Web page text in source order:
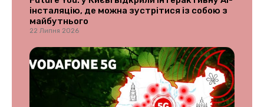
інсталяцію, де можна зустрітися із собою з
майбутнього
22 Липня 2026